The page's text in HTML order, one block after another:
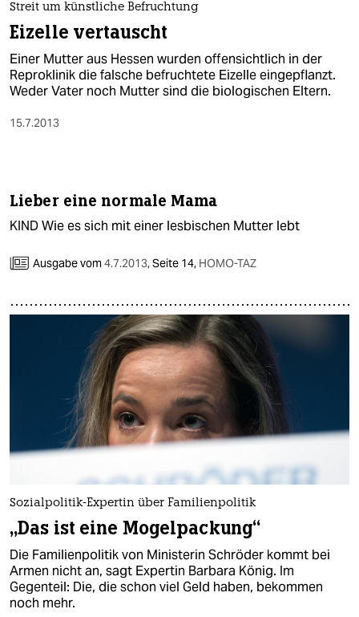
berlin
wahrheit
verlag
unterstützen
abo
genossenschaft
epaper login
Streit um künstliche Befruchtung
Eizelle vertauscht
Einer Mutter aus Hessen wurden offensichtlich in der
Reproklinik die falsche befruchtete Eizelle eingepflanzt.
Weder Vater noch Mutter sind die biologischen Eltern.
15.7.2013
Lieber eine normale Mama
KIND Wie es sich mit einer lesbischen Mutter lebt
Ausgabe vom4.7.2013,Seite 14, HOMO-TAZ
Sozialpolitik-Expertin über Familienpolitik
„Das ist eine Mogelpackung“
Die Familienpolitik von Ministerin Schröder kommt bei
Armen nicht an, sagt Expertin Barbara König. Im
Gegenteil: Die, die schon viel Geld haben, bekommen
noch mehr.